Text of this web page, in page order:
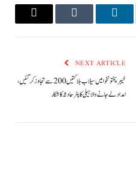
LinkedIn
Tumblr
Email
NEXT ARTICLE
خیبرپختونخوا میں سیلاب ہلاکتیں 200 سے تجاوز کرگئیں،
امداد لے جانے والا ہیلی کاپٹر حادثہ کا شکار